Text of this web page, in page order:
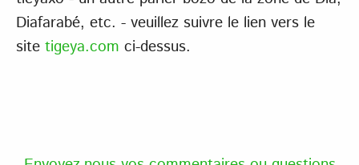
Diafarabé, etc. - veuillez suivre le lien vers le
site tigeya.com ci-dessus.